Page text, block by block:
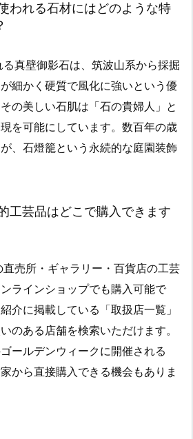
われる石材にはどのような特
真壁御影石は、筑波山系から採掘
細かく硬質で風化に強いという優
の美しい石肌は「石の貴婦人」と
を可能にしています。数百年の歳
、石燈籠という永続的な庭園装飾
工芸品はどこで購入できます
売所・ギャラリー・百貨店の工芸
ラインショップでも購入可能で
介に掲載している「取扱店一覧」
のある店舗を検索いただけます。
ールデンウィークに開催される
から直接購入できる機会もありま